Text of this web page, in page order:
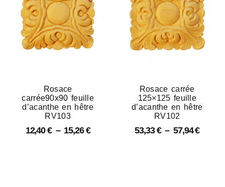
Rosace
carrée90x90 feuille
d’acanthe en hêtre
RV103
12,40€ – 15,26€
Rosace carrée
125×125 feuille
d’acanthe en hêtre
RV102
53,33€ – 57,94€